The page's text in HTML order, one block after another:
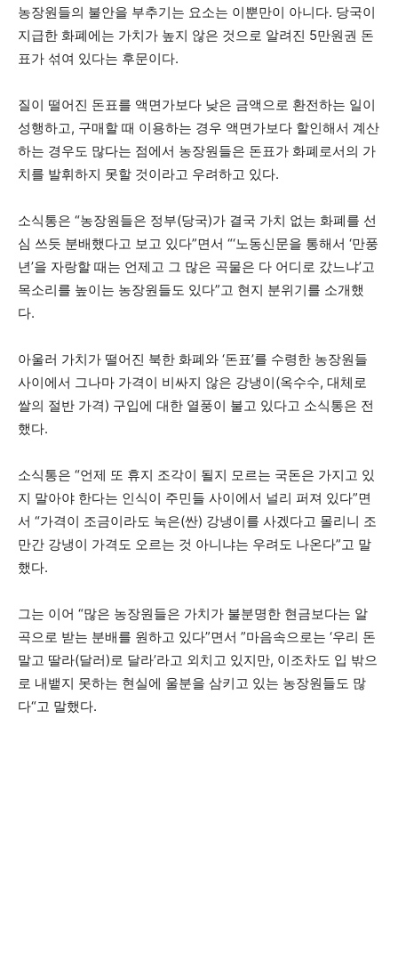
농장원들의 불안을 부추기는 요소는 이뿐만이 아니다. 당국이
지급한 화폐에는 가치가 높지 않은 것으로 알려진 5만원권 돈
표가 섞여 있다는 후문이다.
질이 떨어진 돈표를 액면가보다 낮은 금액으로 환전하는 일이
성행하고, 구매할 때 이용하는 경우 액면가보다 할인해서 계산
하는 경우도 많다는 점에서 농장원들은 돈표가 화폐로서의 가
치를 발휘하지 못할 것이라고 우려하고 있다.
소식통은 “농장원들은 정부(당국)가 결국 가치 없는 화폐를 선
심 쓰듯 분배했다고 보고 있다”면서 “‘노동신문을 통해서 ‘만풍
년’을 자랑할 때는 언제고 그 많은 곡물은 다 어디로 갔느냐’고
목소리를 높이는 농장원들도 있다”고 현지 분위기를 소개했
다.
아울러 가치가 떨어진 북한 화폐와 ‘돈표’를 수령한 농장원들
사이에서 그나마 가격이 비싸지 않은 강냉이(옥수수, 대체로
쌀의 절반 가격) 구입에 대한 열풍이 불고 있다고 소식통은 전
했다.
소식통은 “언제 또 휴지 조각이 될지 모르는 국돈은 가지고 있
지 말아야 한다는 인식이 주민들 사이에서 널리 퍼져 있다”면
서 “가격이 조금이라도 눅은(싼) 강냉이를 사겠다고 몰리니 조
만간 강냉이 가격도 오르는 것 아니냐는 우려도 나온다”고 말
했다.
그는 이어 “많은 농장원들은 가치가 불분명한 현금보다는 알
곡으로 받는 분배를 원하고 있다”면서 ”마음속으로는 ‘우리 돈
말고 딸라(달러)로 달라’라고 외치고 있지만, 이조차도 입 밖으
로 내뱉지 못하는 현실에 울분을 삼키고 있는 농장원들도 많
다“고 말했다.